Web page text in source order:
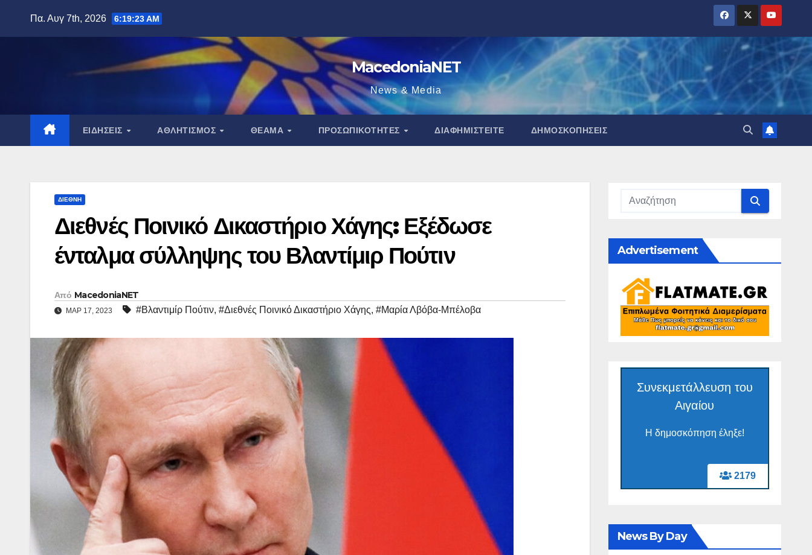
Πα. Αυγ 7th, 2026 6:19:24 AM
MacedoniaNET
News & Media
ΕΙΔΉΣΕΙΣ ΑΘΛΗΤΙΣΜΌΣ ΘΈΑΜΑ ΠΡΟΣΩΠΙΚΌΤΗΤΕΣ ΔΙΑΦΗΜΙΣΤΕΊΤΕ ΔΗΜΟΣΚΟΠΉΣΕΙΣ
ΔΙΕΘΝΉ
Διεθνές Ποινικό Δικαστήριο Χάγης: Εξέδωσε
ένταλμα σύλληψης του Βλαντίμιρ Πούτιν
Από MacedoniaNET
ΜΑΡ 17, 2023 #Βλαντιμίρ Πούτιν, #Διεθνές Ποινικό Δικαστήριο Χάγης, #Μαρία Λβόβα-Μπέλοβα
Advertisement
2179
Συνεκμετάλλευση του
Αιγαίου
Η δημοσκόπηση έληξε!
News By Day